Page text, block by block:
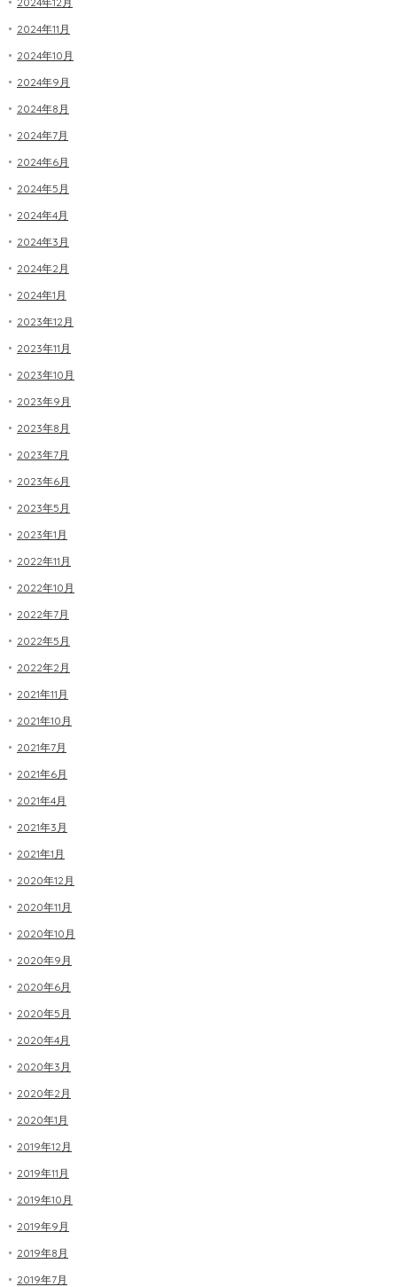
2024年11月
2024年10月
2024年9月
2024年8月
2024年7月
2024年6月
2024年5月
2024年4月
2024年3月
2024年2月
2024年1月
2023年12月
2023年11月
2023年10月
2023年9月
2023年8月
2023年7月
2023年6月
2023年5月
2023年1月
2022年11月
2022年10月
2022年7月
2022年5月
2022年2月
2021年11月
2021年10月
2021年7月
2021年6月
2021年4月
2021年3月
2021年1月
2020年12月
2020年11月
2020年10月
2020年9月
2020年6月
2020年5月
2020年4月
2020年3月
2020年2月
2020年1月
2019年12月
2019年11月
2019年10月
2019年9月
2019年8月
2019年7月